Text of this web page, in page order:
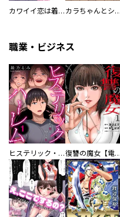
カワイイ恋は着飾らない カラちゃんとシトーさんと、 【分冊版】
職業・ビジネス
ヒステリック・ハーレム～搾られる男と堕ちる女～【電子単行本版】 復讐の魔女【電子単行本版】